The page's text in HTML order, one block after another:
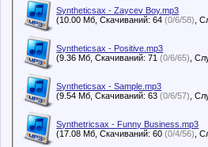
Syntheticsax - Zaycev Boy.mp3
(10.00 Мб, Скачиваний: 64(0/6/58)
Syntheticsax - Positive.mp3
(9.36 Мб, Скачиваний: 71(0/6/65)
Syntheticsax - Sample.mp3
(9.54 Мб, Скачиваний: 63(0/6/57)
Synthetricsax - Funny Business.mp3
(17.08 Мб, Скачиваний: 60(0/4/56)